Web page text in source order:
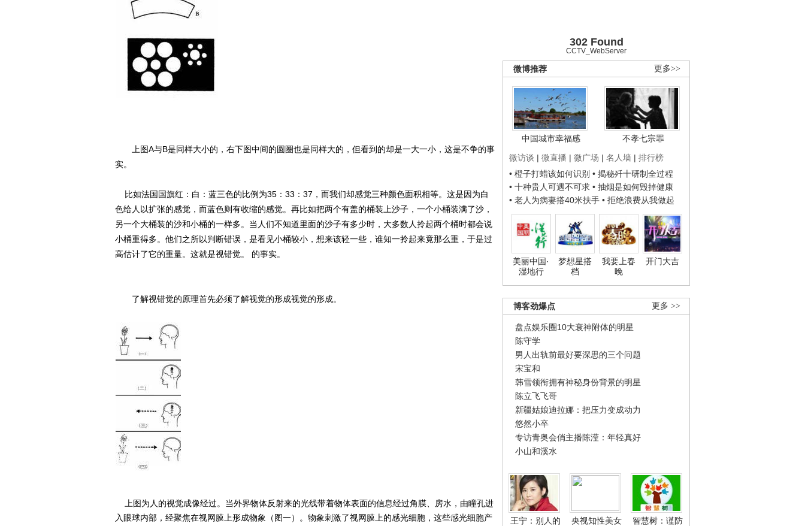
302 Found
CCTV_WebServer
更多>>
微博推荐
中国城市幸福感
不孝七宗罪
微访谈 | 微直播 | 微广场 | 名人墙 | 排行榜
• 橙子打蜡该如何识别 • 揭秘歼十研制全过程
• 十种贵人可遇不可求 • 抽烟是如何毁掉健康
• 老人为病妻搭40米扶手 • 拒绝浪费从我做起
美丽中国·
湿地行
梦想星搭
档
我要上春
晚
开门大吉
更多 >>
博客劲爆点
盘点娱乐圈10大衰神附体的明星
陈守学
男人出轨前最好要深思的三个问题
宋宝和
韩雪领衔拥有神秘身份背景的明星
陈立飞飞哥
新疆姑娘迪拉娜：把压力变成动力
悠然小卒
专访青奥会俏主播陈滢：年轻真好
小山和溪水
王宁：别人的
央视知性美女
智慧树：谨防
上图A与B是同样大小的，右下图中间的圆圈也是同样大的，但看到的却是一大一小，这是不争的事
实。
比如法国国旗红：白：蓝三色的比例为35：33：37，而我们却感觉三种颜色面积相等。这是因为白
色给人以扩张的感觉，而蓝色则有收缩的感觉。再比如把两个有盖的桶装上沙子，一个小桶装满了沙，
另一个大桶装的沙和小桶的一样多。当人们不知道里面的沙子有多少时，大多数人拎起两个桶时都会说
小桶重得多。他们之所以判断错误，是看见小桶较小，想来该轻一些，谁知一拎起来竟那么重，于是过
高估计了它的重量。这就是视错觉。 的事实。
了解视错觉的原理首先必须了解视觉的形成视觉的形成。
上图为人的视觉成像经过。当外界物体反射来的光线带着物体表面的信息经过角膜、房水，由瞳孔进
入眼球内部，经聚焦在视网膜上形成物象（图一）。物象刺激了视网膜上的感光细胞，这些感光细胞产